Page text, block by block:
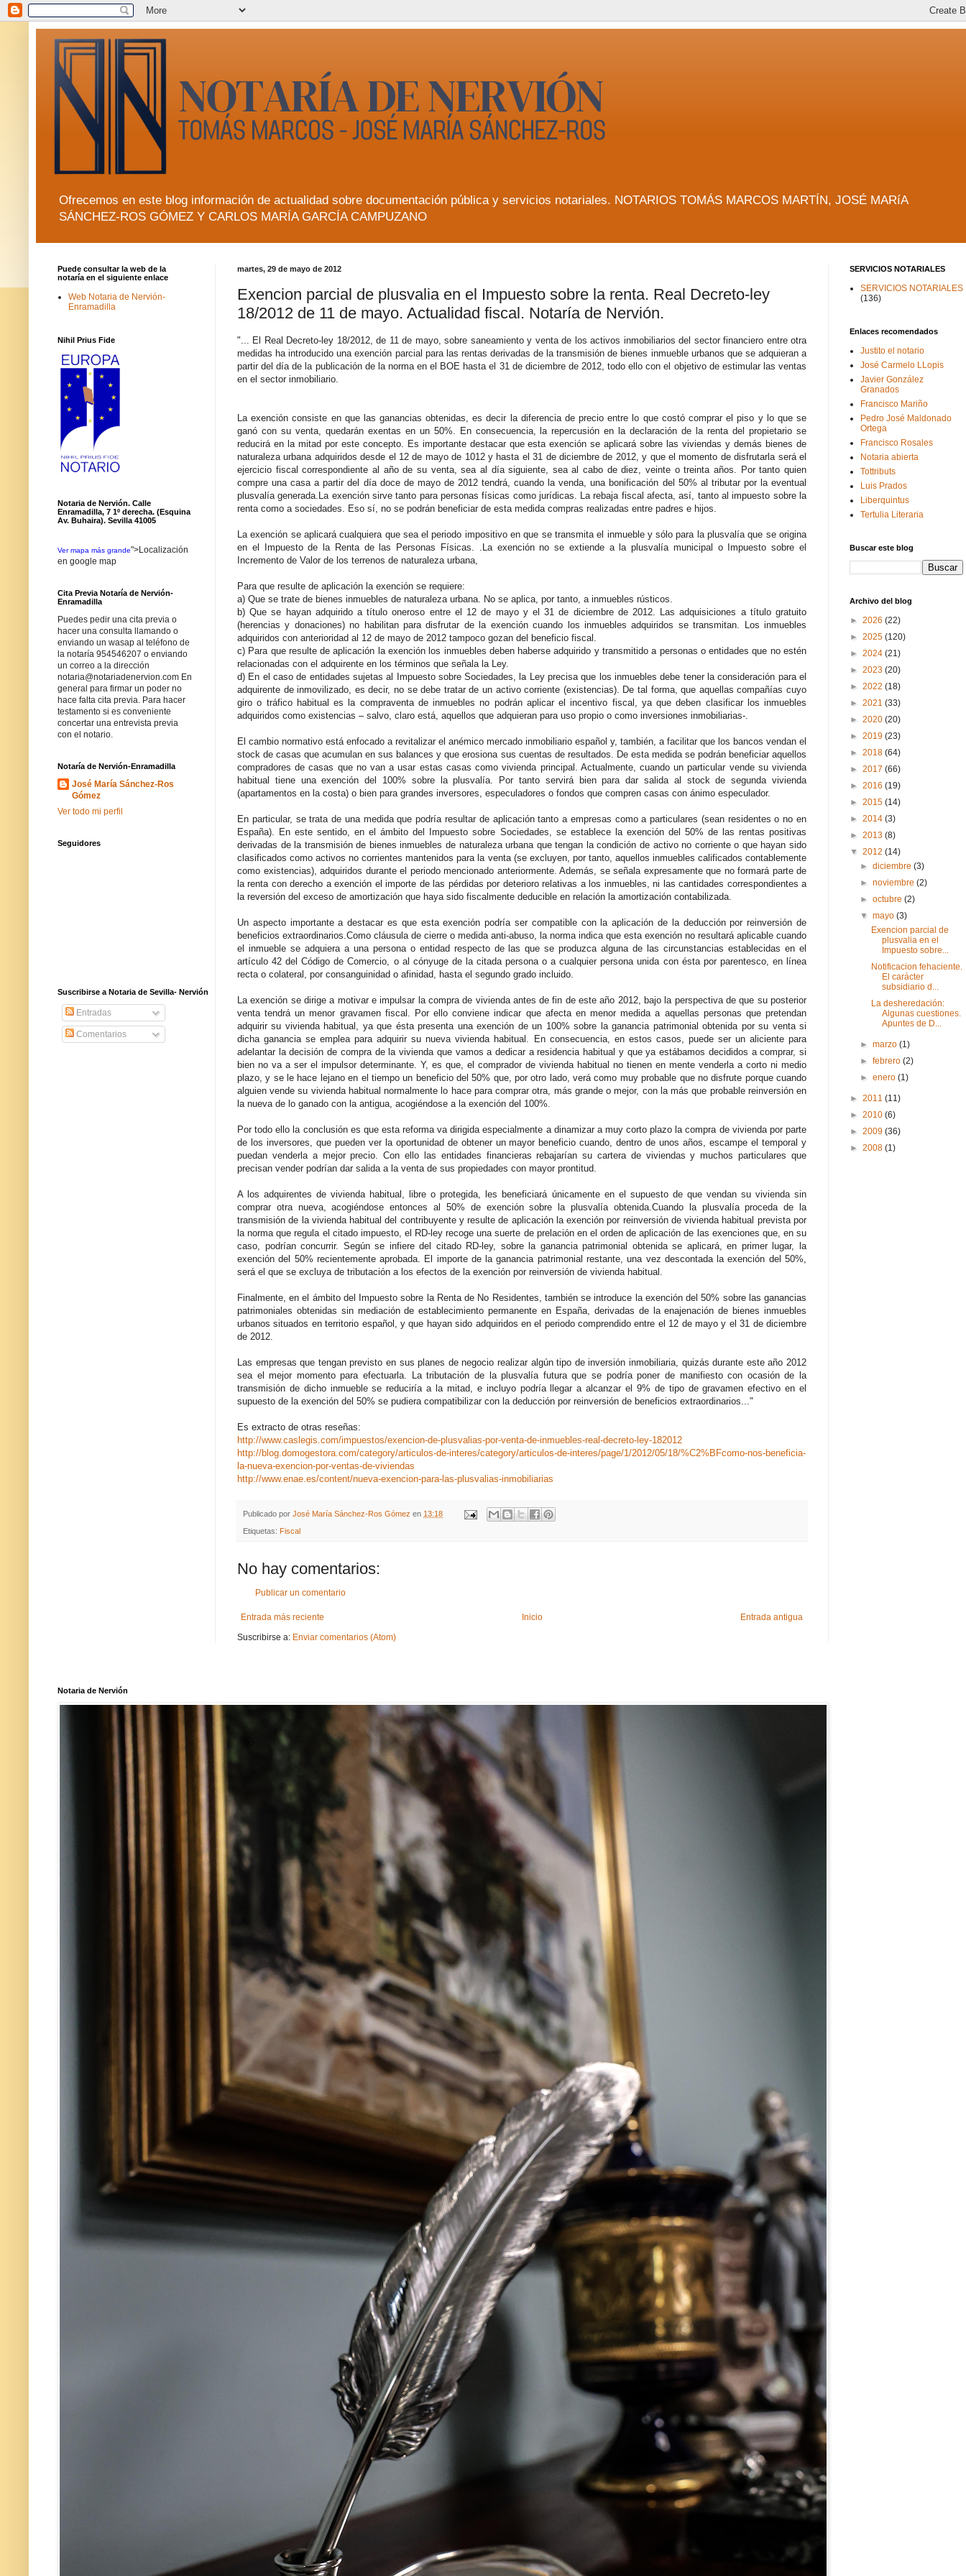
Ofrecemos en este blog información de actualidad sobre documentación pública y servicios notariales. NOTARIOS TOMÁS MARCOS MARTÍN, JOSÉ MARíA
SÁNCHEZ-ROS GÓMEZ Y CARLOS MARÍA GARCÍA CAMPUZANO
martes, 29 de mayo de 2012
Exencion parcial de plusvalia en el Impuesto sobre la renta. Real Decreto-ley
18/2012 de 11 de mayo. Actualidad fiscal. Notaría de Nervión.
"... El Real Decreto-ley 18/2012, de 11 de mayo, sobre saneamiento y venta de los activos inmobiliarios del sector financiero entre otra
medidas ha introducido una exención parcial para las rentas derivadas de la transmisión de bienes inmueble urbanos que se adquieran a
partir del día de la publicación de la norma en el BOE hasta el 31 de diciembre de 2012, todo ello con el objetivo de estimular las ventas
en el sector inmobiliario.
La exención consiste en que las ganancias obtenidas, es decir la diferencia de precio entre lo que costó comprar el piso y lo que se
ganó con su venta, quedarán exentas en un 50%. En consecuencia, la repercusión en la declaración de la renta del propietario se
reducirá en la mitad por este concepto. Es importante destacar que esta exención se aplicará sobre las viviendas y demás bienes de
naturaleza urbana adquiridos desde el 12 de mayo de 1012 y hasta el 31 de diciembre de 2012, y que el momento de disfrutarla será el
ejercicio fiscal correspondiente al año de su venta, sea al día siguiente, sea al cabo de diez, veinte o treinta años. Por tanto quien
compre una casa a partir del día doce de mayo de 2012 tendrá, cuando la venda, una bonificación del 50% al tributar por la eventual
plusvalía generada.La exención sirve tanto para personas físicas como jurídicas. La rebaja fiscal afecta, así, tanto al impuesto sobre la
renta como a sociedades. Eso sí, no se podrán beneficiar de esta medida compras realizadas entre padres e hijos.
La exención se aplicará cualquiera que sea el periodo impositivo en que se transmita el inmueble y sólo para la plusvalía que se origina
en el Impuesto de la Renta de las Personas Físicas. .La exención no se extiende a la plusvalía municipal o Impuesto sobre el
Incremento de Valor de los terrenos de naturaleza urbana,
Para que resulte de aplicación la exención se requiere:
a) Que se trate de bienes inmuebles de naturaleza urbana. No se aplica, por tanto, a inmuebles rústicos.
b) Que se hayan adquirido a título oneroso entre el 12 de mayo y el 31 de diciembre de 2012. Las adquisiciones a título gratuito
(herencias y donaciones) no habilitan para disfrutar de la exención cuando los inmuebles adquiridos se transmitan. Los inmuebles
adquiridos con anterioridad al 12 de mayo de 2012 tampoco gozan del beneficio fiscal.
c) Para que resulte de aplicación la exención los inmuebles deben haberse adquirido y transmitido a personas o entidades que no estén
relacionadas con el adquirente en los términos que señala la Ley.
d) En el caso de entidades sujetas al Impuesto sobre Sociedades, la Ley precisa que los inmuebles debe tener la consideración para el
adquirente de inmovilizado, es decir, no se debe tratar de un activo corriente (existencias). De tal forma, que aquellas compañías cuyo
giro o tráfico habitual es la compraventa de inmuebles no podrán aplicar el incentivo fiscal, ya que deben clasificar los inmuebles
adquiridos como existencias – salvo, claro está, aquellos que adquieran para uso propio o como inversiones inmobiliarias-.
El cambio normativo está enfocado a revitalizar el anémico mercado inmobiliario español y, también, a facilitar que los bancos vendan el
stock de casas que acumulan en sus balances y que erosiona sus cuentas de resultados. De esta medida se podrán beneficiar aquellos
compradores de casas que no van a usar estas casas como vivienda principal. Actualmente, cuando un particular vende su vivienda
habitual tiene una exención del 100% sobre la plusvalía. Por tanto servirá bien para dar salida al stock de segunda vivienda
(apartamentos en la costa) o bien para grandes inversores, especuladores o fondos que compren casas con ánimo especulador.
En particular, se trata de una medida que podría resultar de aplicación tanto a empresas como a particulares (sean residentes o no en
España). En este sentido, en el ámbito del Impuesto sobre Sociedades, se establece la exención del 50% de las rentas positivas
derivadas de la transmisión de bienes inmuebles de naturaleza urbana que tengan la condición de activo no corriente o que hayan sido
clasificados como activos no corrientes mantenidos para la venta (se excluyen, por tanto, aquellos inmuebles calificados contablemente
como existencias), adquiridos durante el periodo mencionado anteriormente. Además, se señala expresamente que no formará parte de
la renta con derecho a exención el importe de las pérdidas por deterioro relativas a los inmuebles, ni las cantidades correspondientes a
la reversión del exceso de amortización que haya sido fiscalmente deducible en relación la amortización contabilizada.
Un aspecto importante a destacar es que esta exención podría ser compatible con la aplicación de la deducción por reinversión de
beneficios extraordinarios.Como cláusula de cierre o medida anti-abuso, la norma indica que esta exención no resultará aplicable cuando
el inmueble se adquiera a una persona o entidad respecto de las que se produzca alguna de las circunstancias establecidas en el
artículo 42 del Código de Comercio, o al cónyuge de la citada persona o a cualquier persona unida con ésta por parentesco, en línea
recta o colateral, por consanguinidad o afinidad, hasta el segundo grado incluido.
La exención se dirige a motivar e impulsar la compra de vivienda antes de fin de este año 2012, bajo la perspectiva de que su posterior
venta tendrá un menor gravamen fiscal. Por ello conviene indicar que afecta en menor medida a aquellas personas que pretendan
adquirir su vivienda habitual, ya que ésta presenta una exención de un 100% sobre la ganancia patrimonial obtenida por su venta si
dicha ganancia se emplea para adquirir su nueva vivienda habitual. En consecuencia, en estos casos, puede ser un aliciente para
adelantar la decisión de compra de la vivienda que vamos a dedicar a residencia habitual y que ya estábamos decididos a comprar, si
bien no va a ser el impulsor determinante. Y, es que, el comprador de vivienda habitual no tienen en mente venderla a corto ni medio
plazo, y se le hace lejano en el tiempo un beneficio del 50% que, por otro lado, verá como muy probable que no disfrute porque cuando
alguien vende su vivienda habitual normalmente lo hace para comprar otra, más grande o mejor, con la más que probable reinversión en
la nueva de lo ganado con la antigua, acogiéndose a la exención del 100%.
Por todo ello la conclusión es que esta reforma va dirigida especialmente a dinamizar a muy corto plazo la compra de vivienda por parte
de los inversores, que pueden ver la oportunidad de obtener un mayor beneficio cuando, dentro de unos años, escampe el temporal y
puedan venderla a mejor precio. Con ello las entidades financieras rebajarían su cartera de viviendas y muchos particulares que
precisan vender podrían dar salida a la venta de sus propiedades con mayor prontitud.
A los adquirentes de vivienda habitual, libre o protegida, les beneficiará únicamente en el supuesto de que vendan su vivienda sin
comprar otra nueva, acogiéndose entonces al 50% de exención sobre la plusvalía obtenida.Cuando la plusvalía proceda de la
transmisión de la vivienda habitual del contribuyente y resulte de aplicación la exención por reinversión de vivienda habitual prevista por
la norma que regula el citado impuesto, el RD-ley recoge una suerte de prelación en el orden de aplicación de las exenciones que, en su
caso, podrían concurrir. Según se infiere del citado RD-ley, sobre la ganancia patrimonial obtenida se aplicará, en primer lugar, la
exención del 50% recientemente aprobada. El importe de la ganancia patrimonial restante, una vez descontada la exención del 50%,
será el que se excluya de tributación a los efectos de la exención por reinversión de vivienda habitual.
Finalmente, en el ámbito del Impuesto sobre la Renta de No Residentes, también se introduce la exención del 50% sobre las ganancias
patrimoniales obtenidas sin mediación de establecimiento permanente en España, derivadas de la enajenación de bienes inmuebles
urbanos situados en territorio español, y que hayan sido adquiridos en el periodo comprendido entre el 12 de mayo y el 31 de diciembre
de 2012.
Las empresas que tengan previsto en sus planes de negocio realizar algún tipo de inversión inmobiliaria, quizás durante este año 2012
sea el mejor momento para efectuarla. La tributación de la plusvalía futura que se podría poner de manifiesto con ocasión de la
transmisión de dicho inmueble se reduciría a la mitad, e incluyo podría llegar a alcanzar el 9% de tipo de gravamen efectivo en el
supuesto de la exención del 50% se pudiera compatibilizar con la deducción por reinversión de beneficios extraordinarios..."
Es extracto de otras reseñas:
http://www.caslegis.com/impuestos/exencion-de-plusvalias-por-venta-de-inmuebles-real-decreto-ley-182012
http://blog.domogestora.com/category/articulos-de-interes/category/articulos-de-interes/page/1/2012/05/18/%C2%BFcomo-nos-beneficia-
la-nueva-exencion-por-ventas-de-viviendas
http://www.enae.es/content/nueva-exencion-para-las-plusvalias-inmobiliarias
Publicado por José María Sánchez-Ros Gómez en 13:18
Etiquetas: Fiscal
No hay comentarios:
Publicar un comentario
Entrada más reciente Entrada antigua
Inicio
Suscribirse a: Enviar comentarios (Atom)
Puede consultar la web de la
notaría en el siguiente enlace
Web Notaria de Nervión-
Enramadilla
Nihil Prius Fide
Notaria de Nervión. Calle
Enramadilla, 7 1º derecha. (Esquina
Av. Buhaira). Sevilla 41005
Ver mapa más grande">Localización
en google map
Cita Previa Notaría de Nervión-
Enramadilla
Puedes pedir una cita previa o
hacer una consulta llamando o
enviando un wasap al teléfono de
la notaría 954546207 o enviando
un correo a la dirección
notaria@notariadenervion.com En
general para firmar un poder no
hace falta cita previa. Para hacer
testamento si es conveniente
concertar una entrevista previa
con el notario.
Notaría de Nervión-Enramadilla
José María Sánchez-Ros
Gómez
Ver todo mi perfil
Seguidores
Suscribirse a Notaria de Sevilla- Nervión
Entradas
Comentarios
SERVICIOS NOTARIALES
SERVICIOS NOTARIALES
(136)
Enlaces recomendados
Justito el notario
José Carmelo LLopis
Javier González
Granados
Francisco Mariño
Pedro José Maldonado
Ortega
Francisco Rosales
Notaria abierta
Tottributs
Luis Prados
Liberquintus
Tertulia Literaria
Buscar este blog
Archivo del blog
► 2026 (22)
► 2025 (120)
► 2024 (21)
► 2023 (20)
► 2022 (18)
► 2021 (33)
► 2020 (20)
► 2019 (23)
► 2018 (64)
► 2017 (66)
► 2016 (19)
► 2015 (14)
► 2014 (3)
► 2013 (8)
▼ 2012 (14)
►diciembre(3)
►noviembre(2)
►octubre(2)
▼mayo(3)
Exencion parcial de
plusvalia en el
Impuesto sobre...
Notificacion fehaciente.
El carácter
subsidiario d...
La desheredación:
Algunas cuestiones.
Apuntes de D...
►marzo(1)
►febrero(2)
►enero(1)
► 2011 (11)
► 2010 (6)
► 2009 (36)
► 2008 (1)
Notaria de Nervión